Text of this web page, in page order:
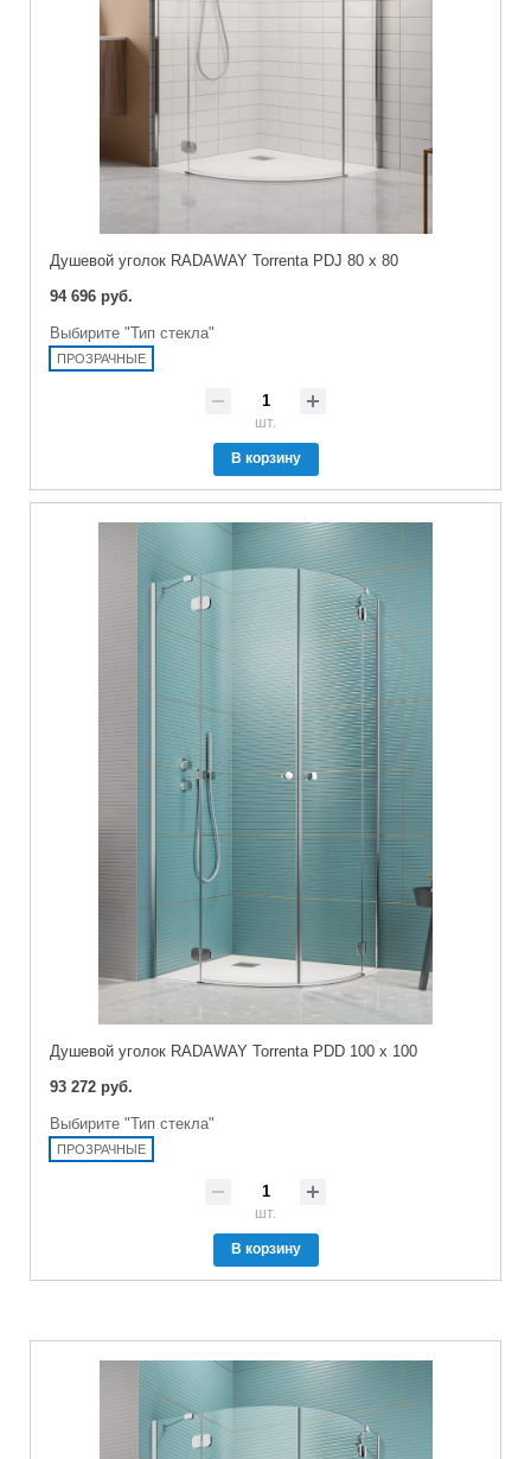
Душевой уголок RADAWAY Torrenta PDJ 80 x 80
94 696 руб.
Выбирите "Тип стекла"
ПРОЗРАЧНЫЕ
шт.
В корзину
Душевой уголок RADAWAY Torrenta PDD 100 x 100
93 272 руб.
Выбирите "Тип стекла"
ПРОЗРАЧНЫЕ
шт.
В корзину